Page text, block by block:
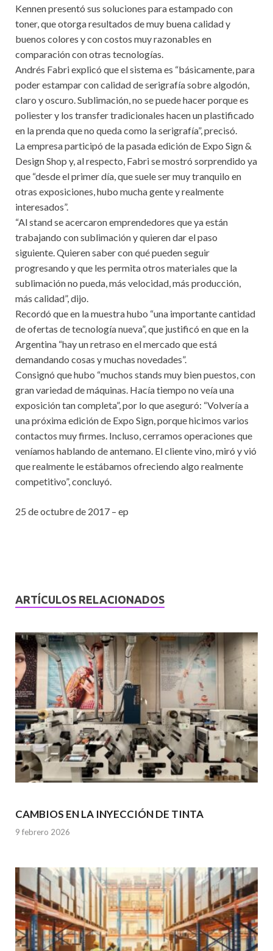
o
k
p
p
Kennen presentó sus soluciones para estampado con
toner, que otorga resultados de muy buena calidad y
buenos colores y con costos muy razonables en
comparación con otras tecnologías.
Andrés Fabri explicó que el sistema es “básicamente, para
poder estampar con calidad de serigrafía sobre algodón,
claro y oscuro. Sublimación, no se puede hacer porque es
poliester y los transfer tradicionales hacen un plastificado
en la prenda que no queda como la serigrafía”, precisó.
La empresa participó de la pasada edición de Expo Sign &
Design Shop y, al respecto, Fabri se mostró sorprendido ya
que “desde el primer día, que suele ser muy tranquilo en
otras exposiciones, hubo mucha gente y realmente
interesados”.
“Al stand se acercaron emprendedores que ya están
trabajando con sublimación y quieren dar el paso
siguiente. Quieren saber con qué pueden seguir
progresando y que les permita otros materiales que la
sublimación no pueda, más velocidad, más producción,
más calidad”, dijo.
Recordó que en la muestra hubo “una importante cantidad
de ofertas de tecnología nueva”, que justificó en que en la
Argentina “hay un retraso en el mercado que está
demandando cosas y muchas novedades”.
Consignó que hubo “muchos stands muy bien puestos, con
gran variedad de máquinas. Hacía tiempo no veía una
exposición tan completa”, por lo que aseguró: “Volvería a
una próxima edición de Expo Sign, porque hicimos varios
contactos muy firmes. Incluso, cerramos operaciones que
veníamos hablando de antemano. El cliente vino, miró y vió
que realmente le estábamos ofreciendo algo realmente
competitivo”, concluyó.
25 de octubre de 2017 – ep
ARTÍCULOS RELACIONADOS
CAMBIOS EN LA INYECCIÓN DE TINTA
9 febrero 2026